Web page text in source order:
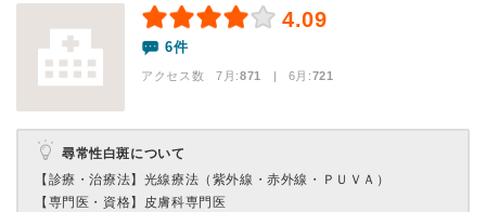
4.09
6件
アクセス数 7月:871 | 6月:721
尋常性白斑について
【診療・治療法】 光線療法（紫外線・赤外線・ＰＵＶＡ）
【専門医・資格】 皮膚科専門医